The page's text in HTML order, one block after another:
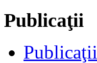
Publicaţii
Publicaţii